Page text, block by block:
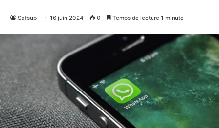
Safsup 16 juin 2024 0 Temps de lecture 1 minute